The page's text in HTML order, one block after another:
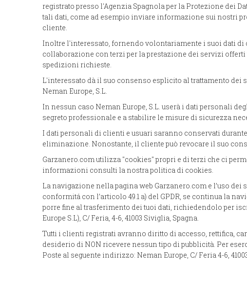
registrato presso l'Agenzia Spagnola per la Protezione dei
tali dati, come ad esempio inviare informazione sui nostri
cliente.
Inoltre l'interessato, fornendo volontariamente i suoi dati di
collaborazione con terzi per la prestazione dei servizi
spedizioni richieste.
L'interessato dà il suo consenso esplicito al trattamento
Neman Europe, S.L.
In nessun caso Neman Europe, S.L. userà i dati personali
segreto professionale e a stabilire le misure di sicurezza
I dati personali di clienti e usuari saranno conservati
eliminazione. Nonostante, il cliente può revocare il suo
Garzanero.com utilizza "cookies" propri e di terzi che ci
informazioni consulti la nostra politica di cookies.
La navigazione nella pagina web Garzanero.com e l’uso
conformitá con l’articolo 49.1 a) del GPDR, se continua la
porre fine al trasferimento dei tuoi dati, richiedendolo per
Europe S.L), C/ Feria, 4-6, 41003 Siviglia, Spagna.
Tutti i clienti registrati avranno diritto di accesso, rettifica,
desiderio di NON ricevere nessun tipo di pubblicità. Per
Poste al seguente indirizzo: Neman Europe, C/ Feria 4-6,